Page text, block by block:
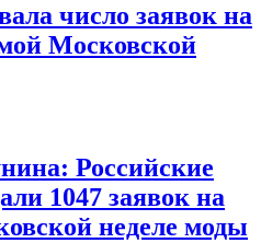
число заявок на
Московской
Российские
1047 заявок на
неделе моды